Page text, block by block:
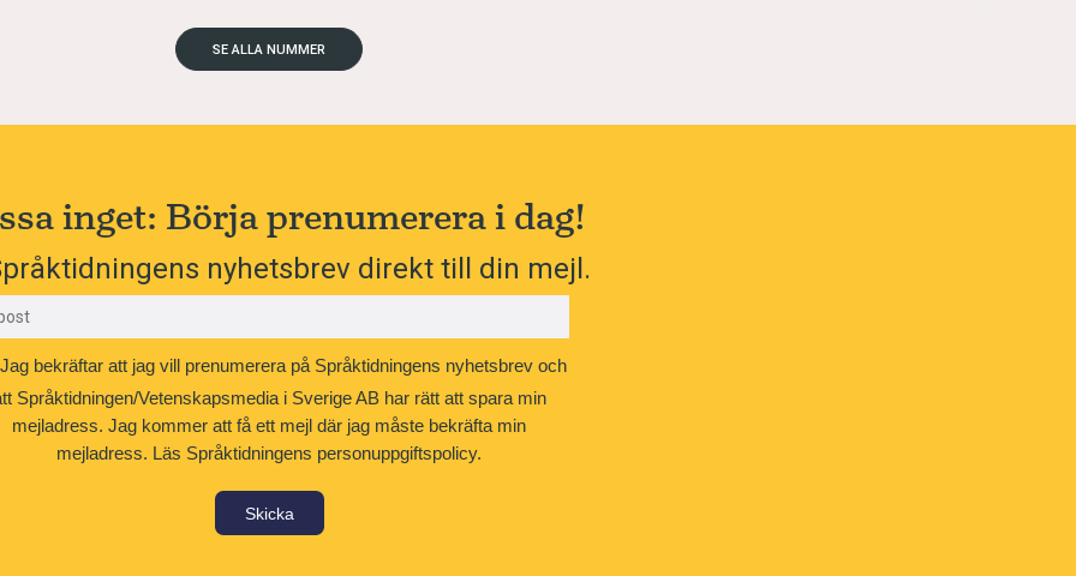
SE ALLA NUMMER
inget: Börja prenumerera i dag!
nyhetsbrev direkt till din mejl.
Jag bekräftar att jag vill prenumerera på Språktidningens nyhetsbrev och
Språktidningen/Vetenskapsmedia i Sverige AB har rätt att spara min
mejladress. Jag kommer att få ett mejl där jag måste bekräfta min
mejladress. Läs Språktidningens personuppgiftspolicy.
Skicka